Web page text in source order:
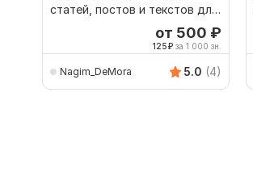
статей, постов и текстов для
от 500 ₽
125₽ за 1 000 зн.
Nagim_DeMora 5.0 (4)